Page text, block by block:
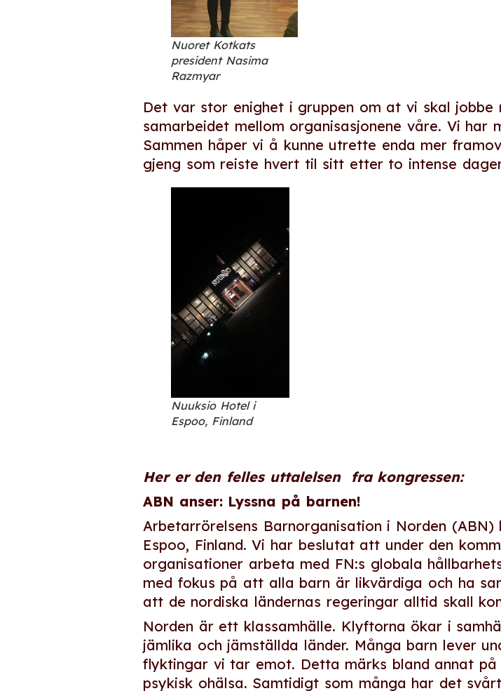
Nuoret Kotkats
president Nasima
Razmyar
Det var stor enighet i gruppen om at vi skal
samarbeidet mellom organisasjonene våre. Vi har
Sammen håper vi å kunne utrette enda mer
gjeng som reiste hvert til sitt etter to intense
Nuuksio Hotel i
Espoo, Finland
Her er den felles uttalelsen fra kongressen:
ABN anser: Lyssna på barnen!
Arbetarrörelsens Barnorganisation i Norden (ABN)
Espoo, Finland. Vi har beslutat att under den
organisationer arbeta med FN:s globala
med fokus på att alla barn är likvärdiga och ha
att de nordiska ländernas regeringar alltid skall
Norden är ett klassamhälle. Klyftorna ökar i
jämlika och jämställda länder. Många barn lever
flyktingar vi tar emot. Detta märks bland annat på
psykisk ohälsa. Samtidigt som många har det